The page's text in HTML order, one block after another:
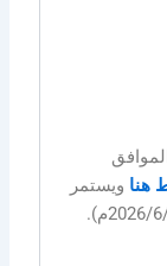
الثلاثاء 1447/12/16هـ (الموافق
هنا ويستمر